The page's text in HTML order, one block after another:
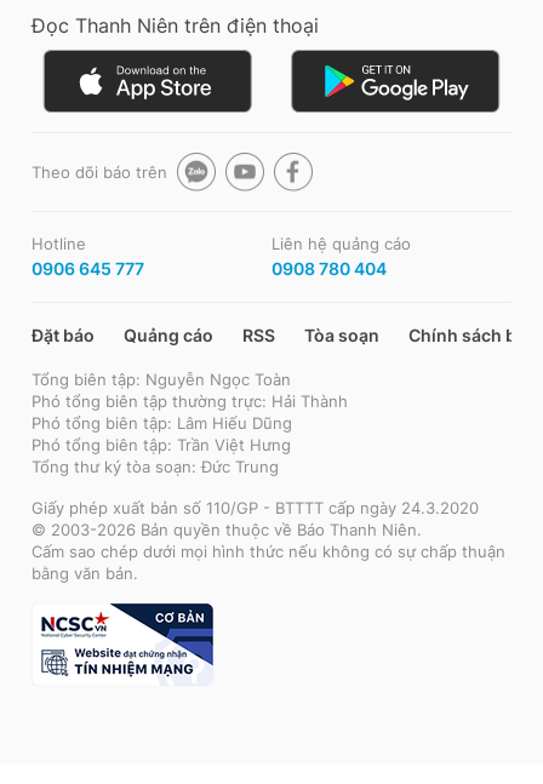
Đọc Thanh Niên trên điện thoại
Theo dõi báo trên
Hotline
0906 645 777
Liên hệ quảng cáo
0908 780 404
Đặt báo Quảng cáo RSS Tòa soạn Chính sách bảo
Tổng biên tập: Nguyễn Ngọc Toàn
Phó tổng biên tập thường trực: Hải Thành
Phó tổng biên tập: Lâm Hiếu Dũng
Phó tổng biên tập: Trần Việt Hưng
Tổng thư ký tòa soạn: Đức Trung
Giấy phép xuất bản số 110/GP - BTTTT cấp ngày 24.3.2020
© 2003-2026 Bản quyền thuộc về Báo Thanh Niên.
Cấm sao chép dưới mọi hình thức nếu không có sự chấp thuận
bằng văn bản.